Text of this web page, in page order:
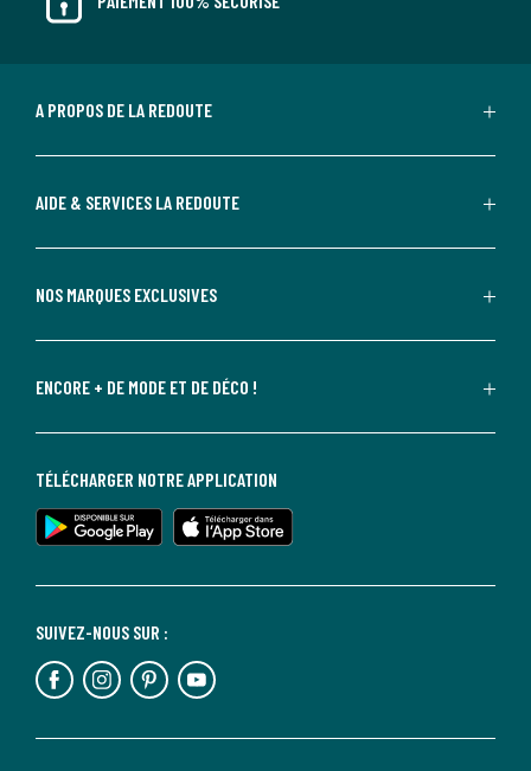
A PROPOS DE LA REDOUTE
AIDE & SERVICES LA REDOUTE
NOS MARQUES EXCLUSIVES
ENCORE + DE MODE ET DE DÉCO !
SUIVEZ-NOUS SUR :
TÉLÉCHARGER NOTRE APPLICATION